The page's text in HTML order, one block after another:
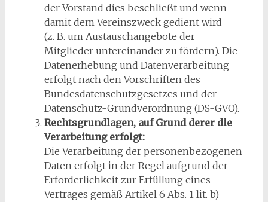
der Vorstand dies beschließt und wenn
damit dem Vereinszweck gedient wird
(z. B. um Austauschangebote der
Mitglieder untereinander zu fördern). Die
Datenerhebung und Datenverarbeitung
erfolgt nach den Vorschriften des
Bundesdatenschutzgesetzes und der
Datenschutz-Grundverordnung (DS-GVO).
Rechtsgrundlagen, auf Grund derer die
Verarbeitung erfolgt:
Die Verarbeitung der personenbezogenen
Daten erfolgt in der Regel aufgrund der
Erforderlichkeit zur Erfüllung eines
Vertrages gemäß Artikel 6 Abs. 1 lit. b)